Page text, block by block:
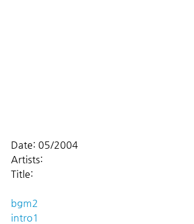
Date: 05/2004
Artists:
Title:
bgm2
intro1